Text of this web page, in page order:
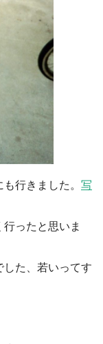
行きました。 写
ったと思いま
た、若いってす